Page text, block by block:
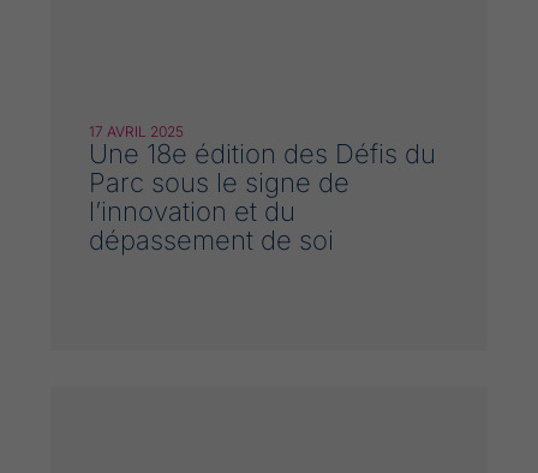
17 AVRIL 2025
Une 18e édition des Défis du
Parc sous le signe de
l’innovation et du
dépassement de soi